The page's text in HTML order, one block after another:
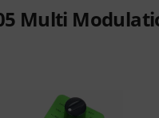
Multi
5 stelle su 116 valutazioni